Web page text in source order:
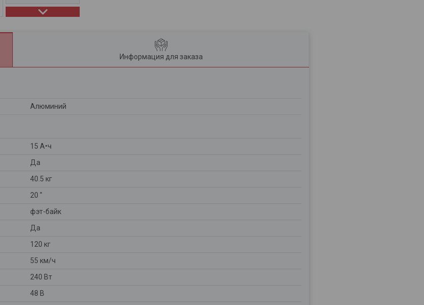
Информация для заказа
Алюминий
15 А•ч
Да
40.5 кг
20 "
фэт-байк
Да
120 кг
55 км/ч
240 Вт
48 В